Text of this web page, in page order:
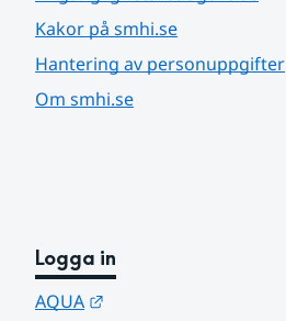
Kakor på smhi.se
Hantering av personuppgifter
Om smhi.se
Logga in
AQUA